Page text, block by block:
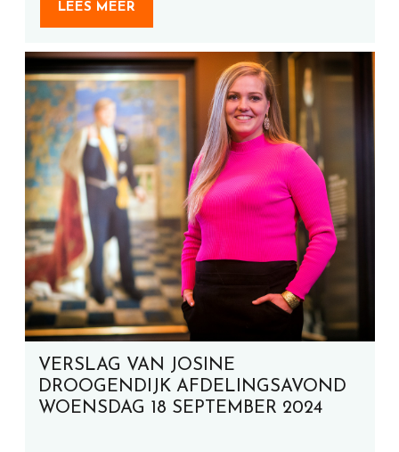
LEES MEER
VERSLAG VAN JOSINE
DROOGENDIJK AFDELINGSAVOND
WOENSDAG 18 SEPTEMBER 2024